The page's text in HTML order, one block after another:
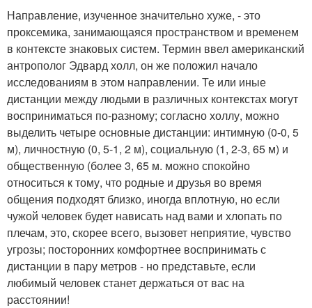
Направление, изученное значительно хуже, - это
проксемика, занимающаяся пространством и временем
в контексте знаковых систем. Термин ввел американский
антрополог Эдвард холл, он же положил начало
исследованиям в этом направлении. Те или иные
дистанции между людьми в различных контекстах могут
восприниматься по-разному; согласно холлу, можно
выделить четыре основные дистанции: интимную (0-0, 5
м), личностную (0, 5-1, 2 м), социальную (1, 2-3, 65 м) и
общественную (более 3, 65 м. можно спокойно
относиться к тому, что родные и друзья во время
общения подходят близко, иногда вплотную, но если
чужой человек будет нависать над вами и хлопать по
плечам, это, скорее всего, вызовет неприятие, чувство
угрозы; посторонних комфортнее воспринимать с
дистанции в пару метров - но представьте, если
любимый человек станет держаться от вас на
расстоянии!